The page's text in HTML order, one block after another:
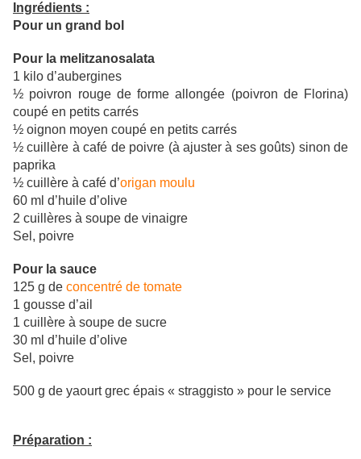
Ingrédients :
Pour un grand bol
Pour la melitzanosalata
1 kilo d’aubergines
½ poivron rouge de forme allongée (poivron de Florina)
coupé en petits carrés
½ oignon moyen coupé en petits carrés
½ cuillère à café de poivre (à ajuster à ses goûts) sinon de
paprika
½ cuillère à café d’origan moulu
60 ml d’huile d’olive
2 cuillères à soupe de vinaigre
Sel, poivre
Pour la sauce
125 g de concentré de tomate
1 gousse d’ail
1 cuillère à soupe de sucre
30 ml d’huile d’olive
Sel, poivre
500 g de yaourt grec épais « straggisto » pour le service
Préparation :